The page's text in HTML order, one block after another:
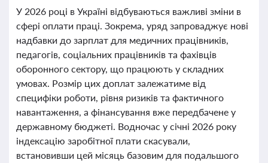
У 2026 році в Україні відбуваються важливі зміни в
сфері оплати праці. Зокрема, уряд запроваджує нові
надбавки до зарплат для медичних працівників,
педагогів, соціальних працівників та фахівців
оборонного сектору, що працюють у складних
умовах. Розмір цих доплат залежатиме від
специфіки роботи, рівня ризиків та фактичного
навантаження, а фінансування вже передбачене у
державному бюджеті. Водночас у січні 2026 року
індексацію заробітної плати скасували,
встановивши цей місяць базовим для подальшого